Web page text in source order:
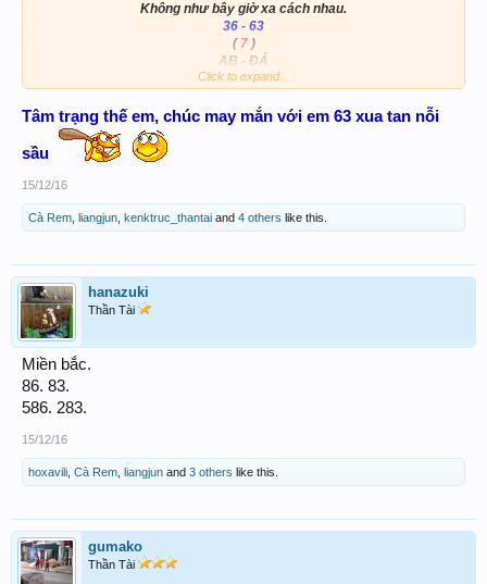
Không như bây giờ xa cách nhau.
36 - 63
( 7)
AB - ĐÁ
89
View attachment 80881
Click to expand...
Tâm trạng thế em, chúc may mắn với em 63 xua tan nỗi
sầu
15/12/16
Cà Rem liangjun kenktruc_thantai and 4 others like this.
hanazuki
Thần Tài
Miền bắc.
86. 83.
586. 283.
15/12/16
hoxavili Cà Rem liangjun and 3 others like this.
gumako
Thần Tài